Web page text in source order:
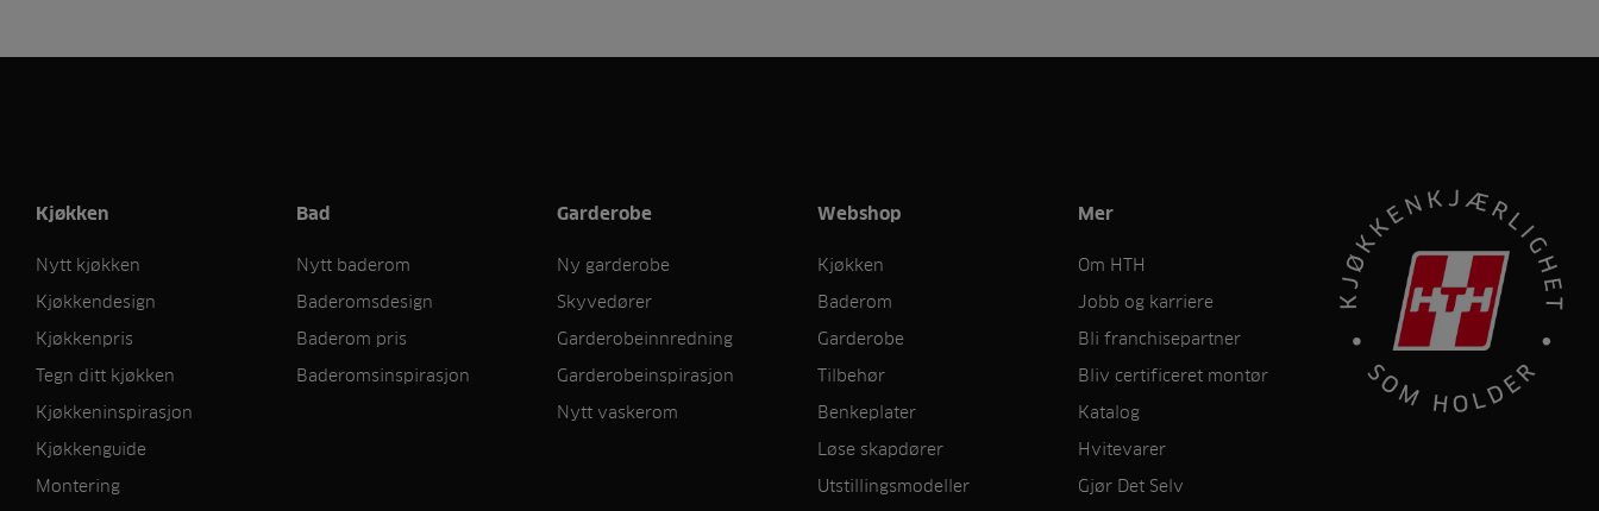
Kjøkken
Nytt kjøkken
Kjøkkendesign
Kjøkkenpris
Tegn ditt kjøkken
Kjøkkeninspirasjon
Kjøkkenguide
Montering
Bad
Nytt baderom
Baderomsdesign
Baderom pris
Baderomsinspirasjon
Garderobe
Ny garderobe
Skyvedører
Garderobeinnredning
Garderobeinspirasjon
Nytt vaskerom
Webshop
Kjøkken
Baderom
Garderobe
Tilbehør
Benkeplater
Løse skapdører
Utstillingsmodeller
Mer
Om HTH
Jobb og karriere
Bli franchisepartner
Bliv certificeret montør
Katalog
Hvitevarer
Gjør Det Selv